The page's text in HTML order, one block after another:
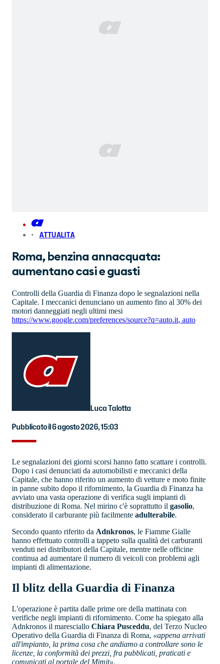
ATTUALITA
Roma, benzina annacquata:
aumentano casi e guasti
Controlli della Guardia di Finanza dopo le segnalazioni nella
Capitale. I meccanici denunciano un aumento fino al 30% dei
motori danneggiati negli ultimi mesi
https://www.google.com/preferences/source?q=auto.it, auto
Luca Talotta
Pubblicato il 6 agosto 2026, 15:03
Le segnalazioni dei giorni scorsi hanno fatto scattare i controlli.
Dopo i casi denunciati da automobilisti e meccanici della
Capitale, che hanno riferito un aumento di vetture e moto finite
in panne subito dopo il rifornimento, la Guardia di Finanza ha
avviato una vasta operazione di verifica sugli impianti di
distribuzione di Roma. Nel mirino c'è soprattutto il gasolio,
considerato il carburante più facilmente adulterabile.
Secondo quanto riferito da Adnkronos, le Fiamme Gialle
hanno effettuato controlli a tappeto sulla qualità dei carburanti
venduti nei distributori della Capitale, mentre nelle officine
continua ad aumentare il numero di veicoli con problemi agli
impianti di alimentazione.
Il blitz della Guardia di Finanza
L'operazione è partita dalle prime ore della mattinata con
verifiche negli impianti di rifornimento. Come ha spiegato alla
Adnkronos il maresciallo Chiara Pusceddu, del Terzo Nucleo
Operativo della Guardia di Finanza di Roma, «appena arrivati
all'impianto, la prima cosa che andiamo a controllare sono le
licenze, la conformità dei prezzi, fra pubblicati, praticati e
comunicati al portale del Mimit».